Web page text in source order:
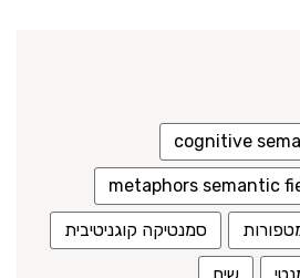
cognitive
metaphors semantic
סמנטיקה קוגניטיבית